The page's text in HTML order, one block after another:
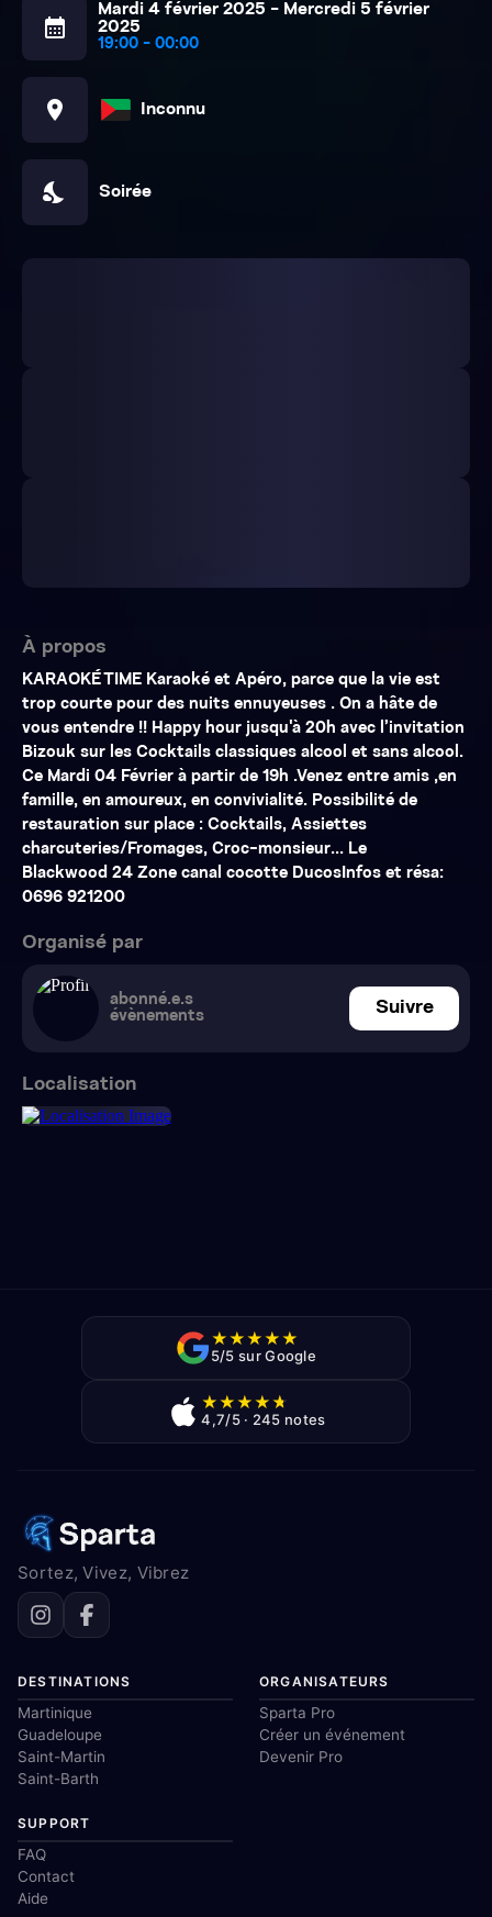
calendar_month
Mardi 4 février 2025 - Mercredi 5 février
2025
19:00 - 00:00
location_on Inconnu
nights_stay Soirée
À propos
KARAOKÉ TIME Karaoké et Apéro, parce que la vie est
trop courte pour des nuits ennuyeuses . On a hâte de
vous entendre !! Happy hour jusqu'à 20h avec l’invitation
Bizouk sur les Cocktails classiques alcool et sans alcool.
Ce Mardi 04 Février à partir de 19h .Venez entre amis ,en
famille, en amoureux, en convivialité. Possibilité de
restauration sur place : Cocktails, Assiettes
charcuteries/Fromages, Croc-monsieur... Le
Blackwood 24 Zone canal cocotte DucosInfos et résa:
0696 921200
Organisé par
abonné.e.s
évènements
Suivre
Localisation
★★★★★
5/5 sur Google
★★★★★
4,7/5 · 245 notes
Sortez, Vivez, Vibrez
DESTINATIONS
Martinique
Guadeloupe
Saint-Martin
Saint-Barth
ORGANISATEURS
Sparta Pro
Créer un événement
Devenir Pro
SUPPORT
FAQ
Contact
Aide